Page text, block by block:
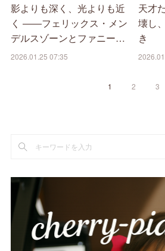
影よりも深く、光よりも近
く ――フェリックス・メン
デルスゾーンとファニー…
2026.01.25 07:35
天才
壊し
き
1 2 3